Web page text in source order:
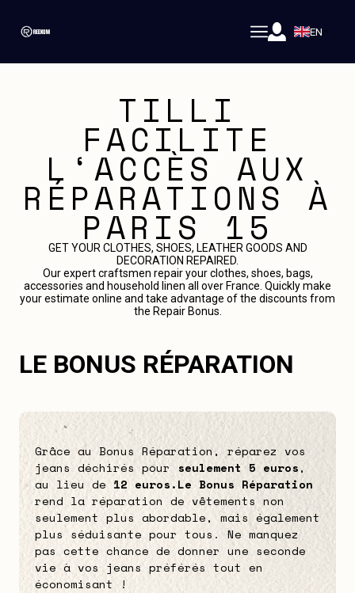
EN
TILLI
FACILITE
L‘ACCÈS AUX
RÉPARATIONS À
PARIS 15
GET YOUR CLOTHES, SHOES, LEATHER GOODS AND
DECORATION REPAIRED.
Our expert craftsmen repair your clothes, shoes, bags,
accessories and household linen all over France. Quickly make
your estimate online and take advantage of the discounts from
the Repair Bonus.
LE BONUS RÉPARATION
Grâce au Bonus Réparation, réparez vos
jeans déchirés pour seulement 5 euros,
au lieu de 12 euros.Le Bonus Réparation
rend la réparation de vêtements non
seulement plus abordable, mais également
plus séduisante pour tous. Ne manquez
pas cette chance de donner une seconde
vie à vos jeans préférés tout en
économisant !